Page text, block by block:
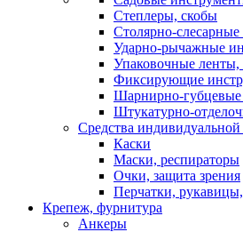
Степлеры, скобы
Столярно-
Ударно-рычажные
Упаковочные ленты,
Фиксирующие
Шарнирно-
Штукатурно-
Средства
Каски
Маски, респираторы
Очки, защита зрения
Перчатки,
Крепеж, фурнитура
Анкеры